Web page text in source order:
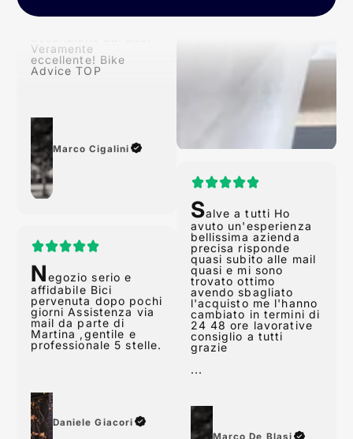
descrizione dal sito!
eccellente! Bike
Advice TOP
Marco Cigalini
N
affidabile Bici
pervenuta dopo pochi
giorni Assistenza via
mail da parte di
Martina ,gentile e
professionale 5 stelle.
Daniele Giacori
Salve a tutti Ho
avuto un'esperienza
bellissima azienda
precisa risponde
quasi subito alle mail
quasi e mi sono
trovato ottimo
avendo sbagliato
l'acquisto me l'hanno
cambiato in termini di
24 48 ore lavorative
consiglio a tutti